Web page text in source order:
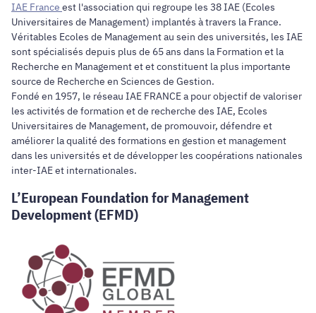
IAE France est l'association qui regroupe les 38 IAE (Ecoles
Universitaires de Management) implantés à travers la France.
Véritables Ecoles de Management au sein des universités, les IAE
sont spécialisés depuis plus de 65 ans dans la Formation et la
Recherche en Management et et constituent la plus importante
source de Recherche en Sciences de Gestion.
Fondé en 1957, le réseau IAE FRANCE a pour objectif de valoriser
les activités de formation et de recherche des IAE, Ecoles
Universitaires de Management, de promouvoir, défendre et
améliorer la qualité des formations en gestion et management
dans les universités et de développer les coopérations nationales
inter-IAE et internationales.
L’European Foundation for Management
Development (EFMD)